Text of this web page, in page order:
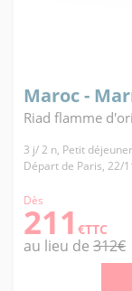
Maroc -
Riad flamme
3 j/ 2 n, Petit déjeuner
Départ de Paris, 22/
Dès
211 €TTC
au lieu de 312€